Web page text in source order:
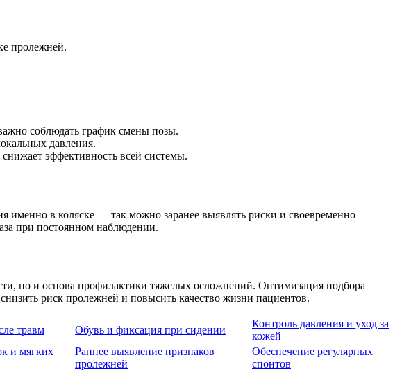
пролежней.
соблюдать график смены позы.
давления.
эффективность всей системы.
именно в коляске — так можно заранее выявлять риски и своевременно
при постоянном наблюдении.
но и основа профилактики тяжелых осложнений. Оптимизация подбора
риск пролежней и повысить качество жизни пациентов.
травм Обувь и фиксация при сидении
Контроль давления и уход за
кожей
и мягких
Раннее выявление признаков
пролежней
Обеспечение регулярных
спонтов